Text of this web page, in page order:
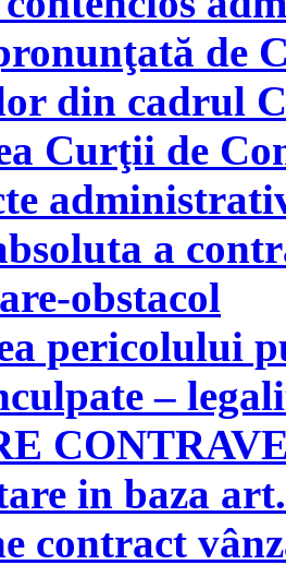
de
din cadrul
Curţii de
a
obstacol
pericolului
–
in baza
contract